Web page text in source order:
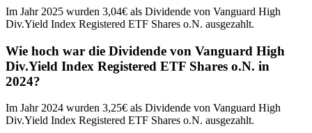
Im Jahr 2025 wurden 3,04€ als Dividende von Vanguard High
Div.Yield Index Registered ETF Shares o.N. ausgezahlt.
Wie hoch war die Dividende von Vanguard High
Div.Yield Index Registered ETF Shares o.N. in
2024?
Im Jahr 2024 wurden 3,25€ als Dividende von Vanguard High
Div.Yield Index Registered ETF Shares o.N. ausgezahlt.